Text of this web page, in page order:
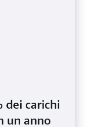
dei carichi
un anno